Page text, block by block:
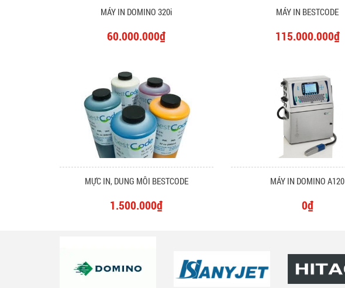
MÁY IN DOMINO 320i
60.000.000₫
MÁY IN BESTCODE
115.000.000₫
MỰC IN, DUNG MÔI BESTCODE
1.500.000₫
MÁY IN DOMINO A120
0₫